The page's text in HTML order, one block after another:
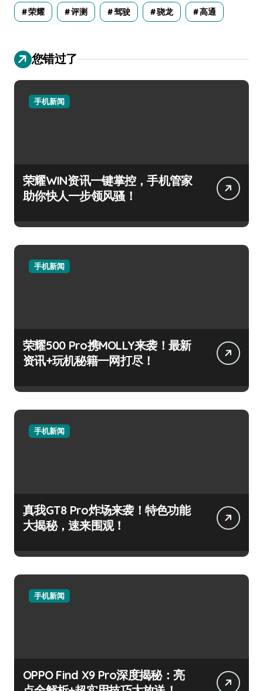
荣耀 评测 驾驶 骁龙 高通
您错过了
手机新闻
荣耀WIN资讯一键掌控，手机管家
助你快人一步领风骚！
手机新闻
荣耀500 Pro携MOLLY来袭！最新
资讯+玩机秘籍一网打尽！
手机新闻
真我GT8 Pro炸场来袭！特色功能
大揭秘，速来围观！
手机新闻
OPPO Find X9 Pro深度揭秘：亮